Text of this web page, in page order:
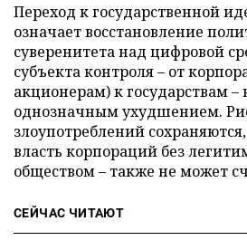
Переход к государственной
означает восстановление
суверенитета над цифровой
субъекта контроля – от
акционерам) к государствам –
однозначным ухудшением.
злоупотреблений
власть корпораций без
обществом – также не может
СЕЙЧАС ЧИТАЮТ